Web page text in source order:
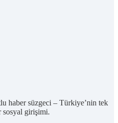
haber süzgeci – Türkiye’nin tek
sosyal girişimi.